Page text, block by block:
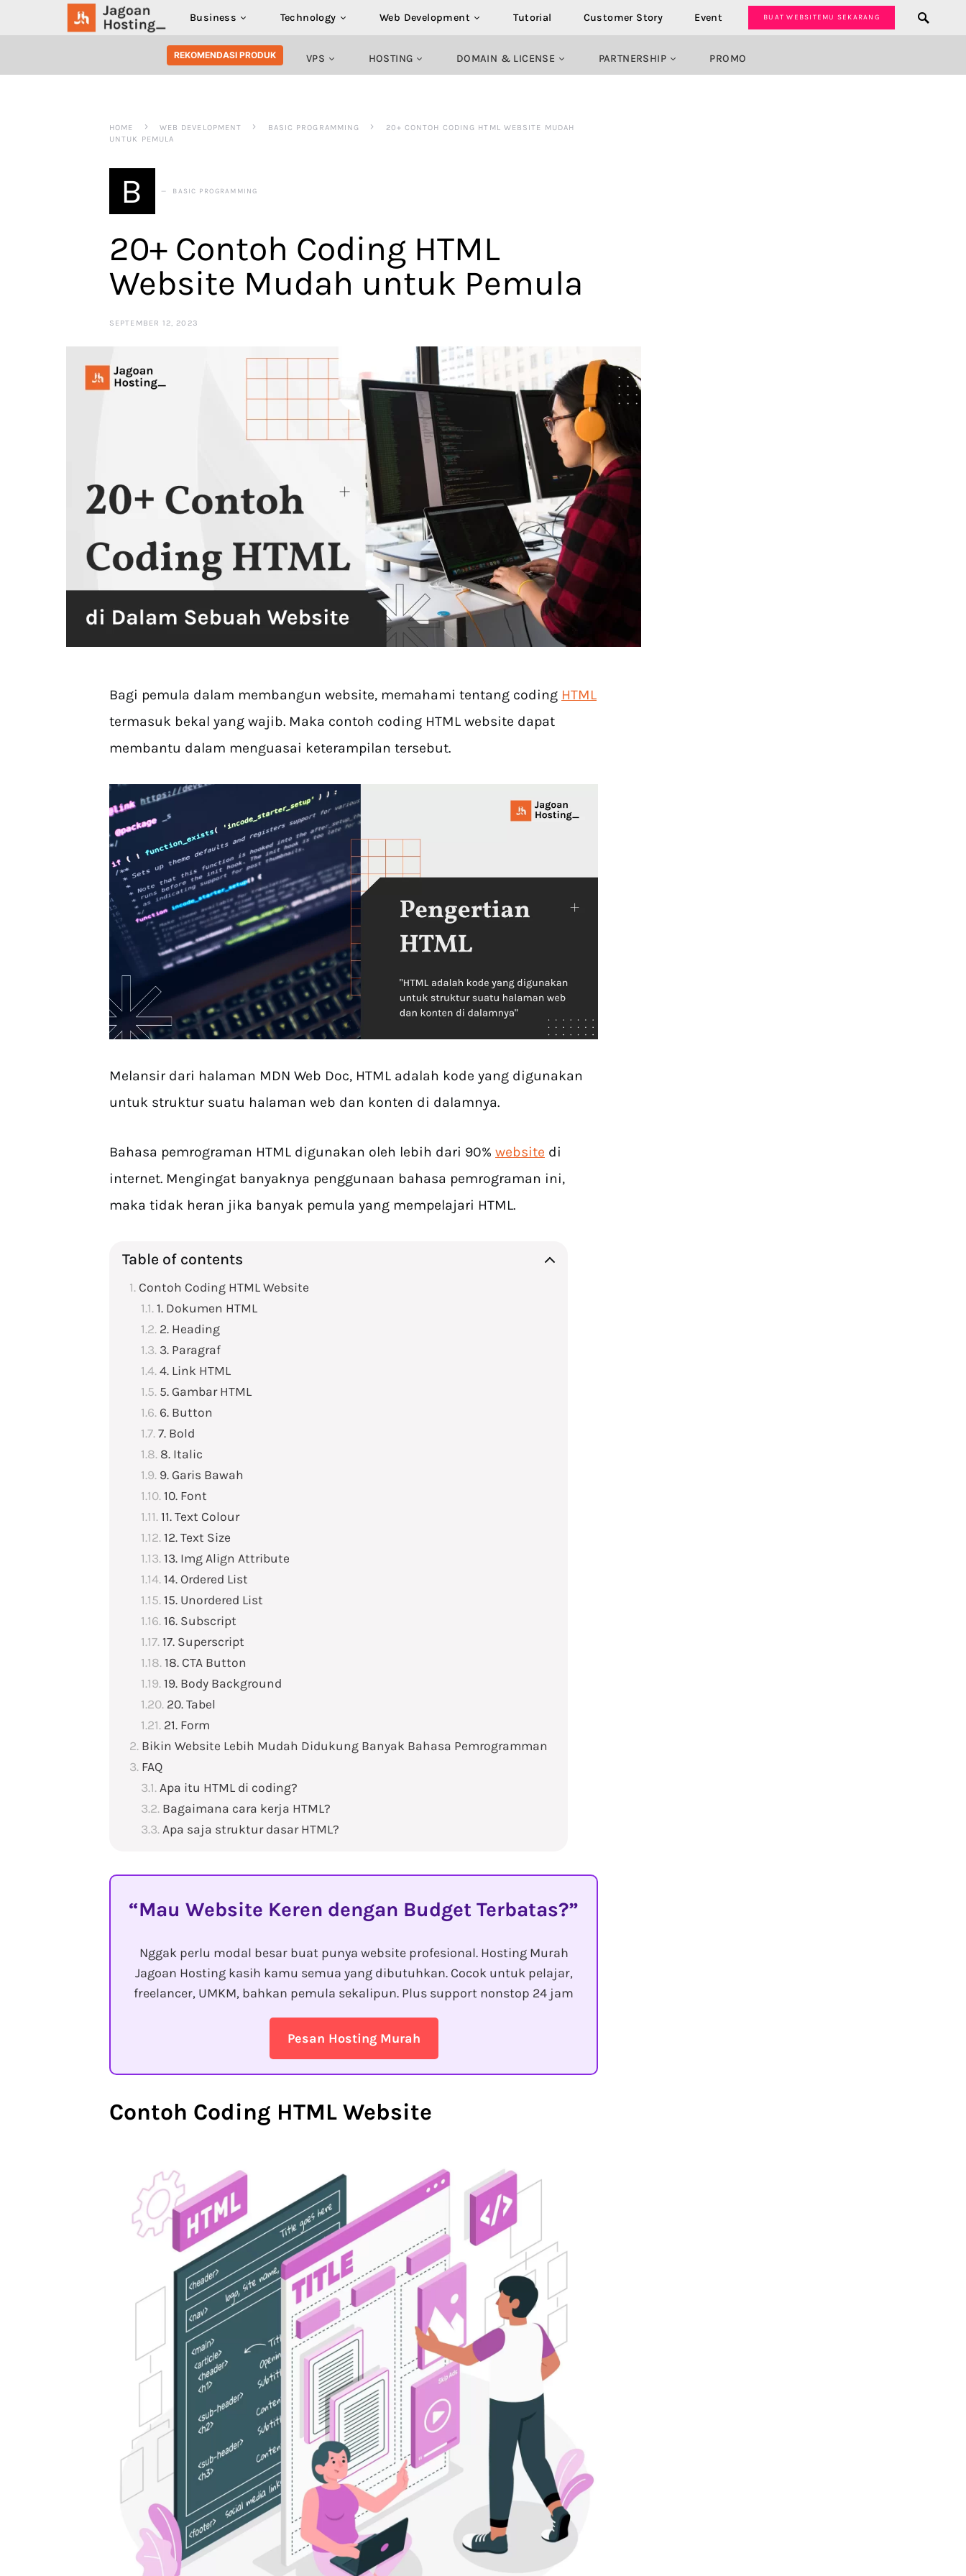
Business Technology Web Development Tutorial Customer Story Event BUAT WEBSITEMU SEKARANG
SEARCH FOR:
REKOMENDASI PRODUK VPS HOSTING DOMAIN & LICENSE PARTNERSHIP PROMO
HOME WEB DEVELOPMENT BASIC PROGRAMMING
20+ CONTOH CODING HTML WEBSITE MUDAH
UNTUK PEMULA
B BASIC PROGRAMMING
20+ Contoh Coding HTML
Website Mudah untuk Pemula
SEPTEMBER 12, 2023
Bagi pemula dalam membangun website, memahami tentang coding HTML
termasuk bekal yang wajib. Maka contoh coding HTML website dapat
membantu dalam menguasai keterampilan tersebut.
Melansir dari halaman MDN Web Doc, HTML adalah kode yang digunakan
untuk struktur suatu halaman web dan konten di dalamnya.
Bahasa pemrograman HTML digunakan oleh lebih dari 90% website di
internet. Mengingat banyaknya penggunaan bahasa pemrograman ini,
maka tidak heran jika banyak pemula yang mempelajari HTML.
Table of contents
Contoh Coding HTML Website
1. Dokumen HTML
2. Heading
3. Paragraf
4. Link HTML
5. Gambar HTML
6. Button
7. Bold
8. Italic
9. Garis Bawah
10. Font
11. Text Colour
12. Text Size
13. Img Align Attribute
14. Ordered List
15. Unordered List
16. Subscript
17. Superscript
18. CTA Button
19. Body Background
20. Tabel
21. Form
Bikin Website Lebih Mudah Didukung Banyak Bahasa Pemrogramman
FAQ
Apa itu HTML di coding?
Bagaimana cara kerja HTML?
Apa saja struktur dasar HTML?
Mau Website Keren dengan Budget Terbatas?
Nggak perlu modal besar buat punya website profesional. Hosting Murah
Jagoan Hosting kasih kamu semua yang dibutuhkan. Cocok untuk pelajar,
freelancer, UMKM, bahkan pemula sekalipun. Plus support nonstop 24 jam
Pesan Hosting Murah
Contoh Coding HTML Website